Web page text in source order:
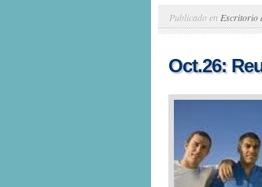
Publicado en Escritorio
Oct.26: